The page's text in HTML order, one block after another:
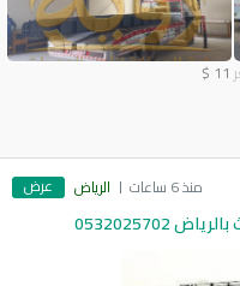
11
$
منذ 6 ساعات الرياض عرض